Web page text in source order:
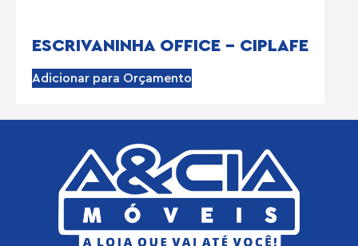
ESCRIVANINHA OFFICE – CIPLAFE
Adicionar para Orçamento